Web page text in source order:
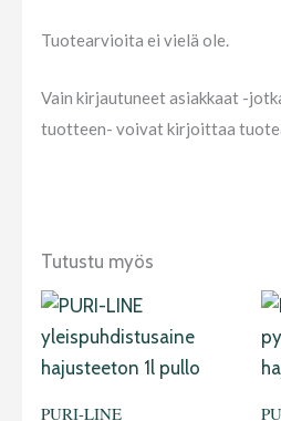
Tuotearvioita ei vielä ole.
Vain kirjautuneet asiakkaat -
tuotteen- voivat kirjoittaa
Tutustu myös
PURI-LINE